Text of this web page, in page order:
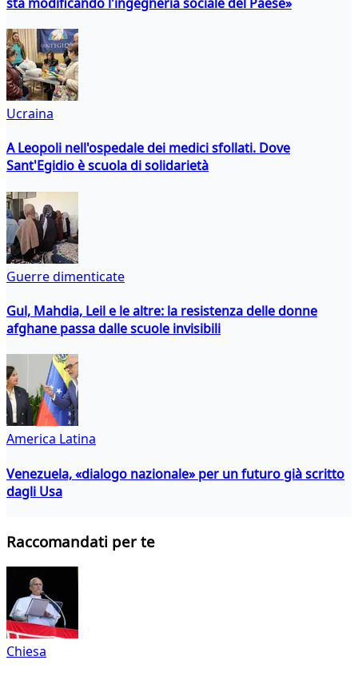
Ucraina
A Leopoli nell'ospedale dei medici sfollati. Dove
Sant'Egidio è scuola di solidarietà
Guerre dimenticate
Gul, Mahdia, Leil e le altre: la resistenza delle donne
afghane passa dalle scuole invisibili
America Latina
Venezuela, «dialogo nazionale» per un futuro già scritto
dagli Usa
Raccomandati per te
Chiesa